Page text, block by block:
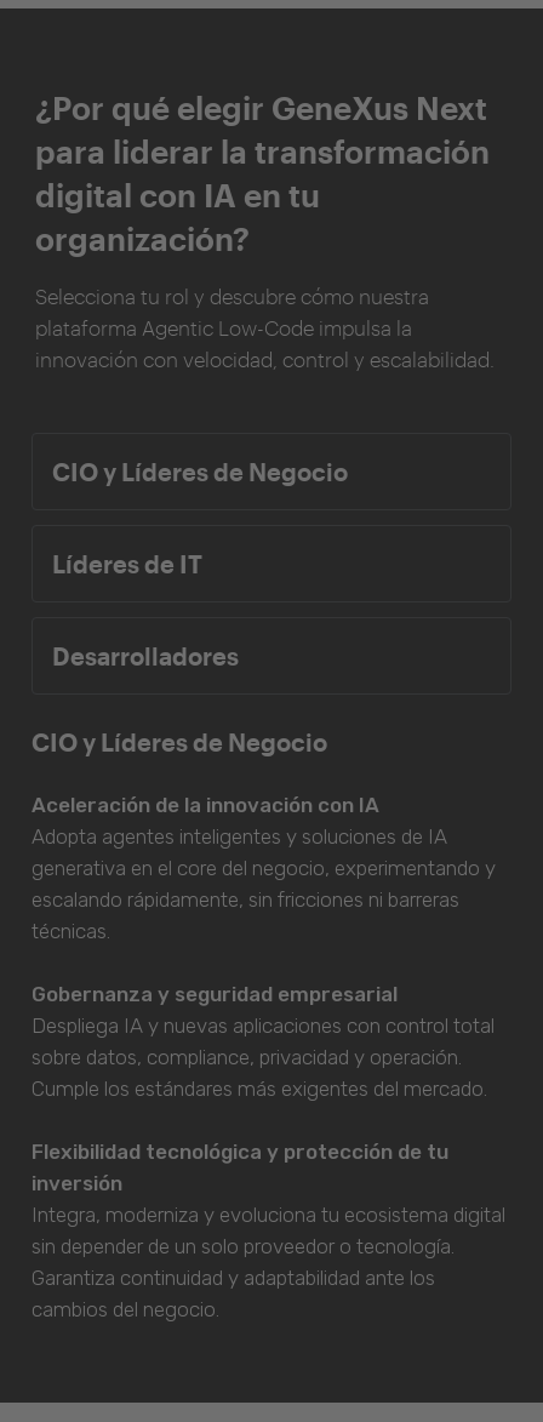
¿Por qué elegir GeneXus Next
para liderar la transformación
digital con IA en tu
organización?
Selecciona tu rol y descubre cómo nuestra
plataforma Agentic Low-Code impulsa la
innovación con velocidad, control y escalabilidad.
CIO y Líderes de Negocio
Líderes de IT
Desarrolladores
CIO y Líderes de Negocio
Aceleración de la innovación con IA
Adopta agentes inteligentes y soluciones de IA
generativa en el core del negocio, experimentando y
escalando rápidamente, sin fricciones ni barreras
técnicas.
Gobernanza y seguridad empresarial
Despliega IA y nuevas aplicaciones con control total
sobre datos, compliance, privacidad y operación.
Cumple los estándares más exigentes del mercado.
Flexibilidad tecnológica y protección de tu
inversión
Integra, moderniza y evoluciona tu ecosistema digital
sin depender de un solo proveedor o tecnología.
Garantiza continuidad y adaptabilidad ante los
cambios del negocio.